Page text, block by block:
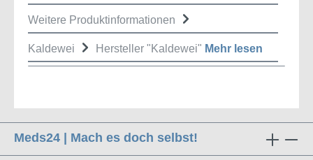
Weitere Produktinformationen
Kaldewei Hersteller "Kaldewei" Mehr lesen
Meds24 | Mach es doch selbst!